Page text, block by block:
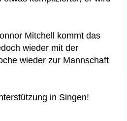
Mitchell kommt das
wieder mit der
wieder zur Mannschaft
in Singen!